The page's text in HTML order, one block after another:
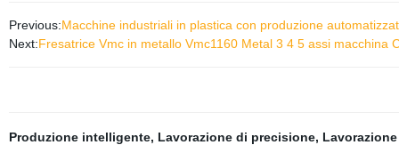
Previous:Macchine industriali in plastica con produzione
Next:Fresatrice Vmc in metallo Vmc1160 Metal 3 4 5 assi macchina
Produzione intelligente, Lavorazione di precisione,